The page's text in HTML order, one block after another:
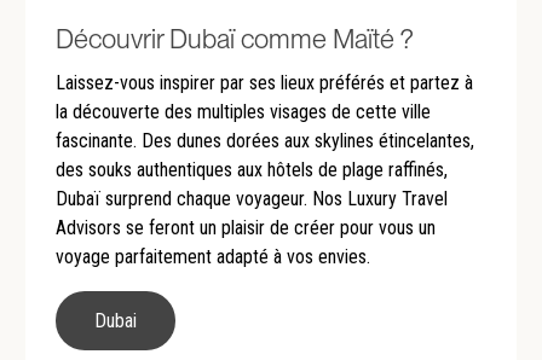
Découvrir Dubaï comme Maïté ?
Laissez-vous inspirer par ses lieux préférés et partez à
la découverte des multiples visages de cette ville
fascinante. Des dunes dorées aux skylines étincelantes,
des souks authentiques aux hôtels de plage raffinés,
Dubaï surprend chaque voyageur. Nos Luxury Travel
Advisors se feront un plaisir de créer pour vous un
voyage parfaitement adapté à vos envies.
Dubai